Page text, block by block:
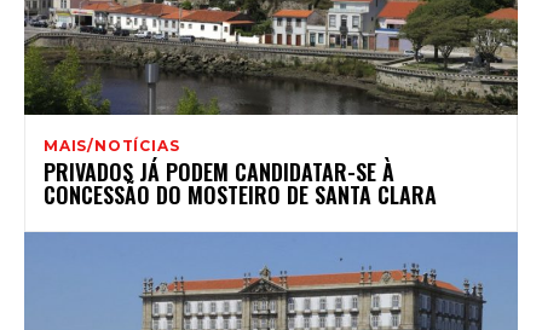
MAIS/NOTÍCIAS
PRIVADOS JÁ PODEM CANDIDATAR-SE À
CONCESSÃO DO MOSTEIRO DE SANTA CLARA